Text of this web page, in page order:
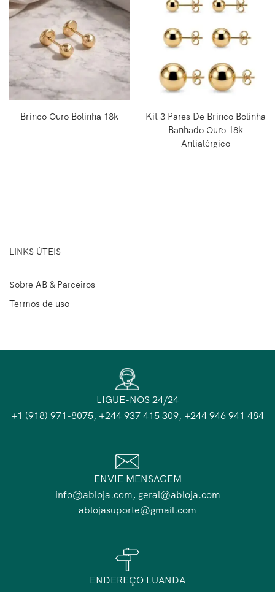
Brinco Ouro Bolinha 18k
Kit 3 Pares De Brinco Bolinha
Banhado Ouro 18k
Antialérgico
LINKS ÚTEIS
Sobre AB & Parceiros
Termos de uso
LIGUE-NOS 24/24
+1 (918) 971-8075, +244 937 415 309, +244 946 941 484
ENVIE MENSAGEM
info@abloja.com, geral@abloja.com
ablojasuporte@gmail.com
ENDEREÇO LUANDA